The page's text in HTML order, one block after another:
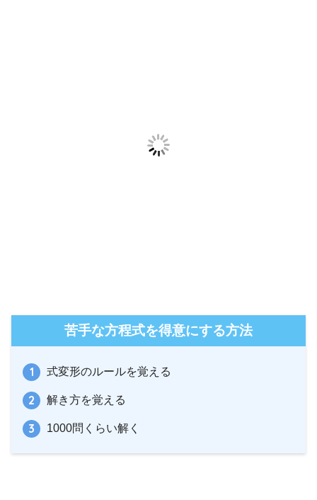
苦手な方程式を得意にする方法
式変形のルールを覚える
解き方を覚える
1000問くらい解く